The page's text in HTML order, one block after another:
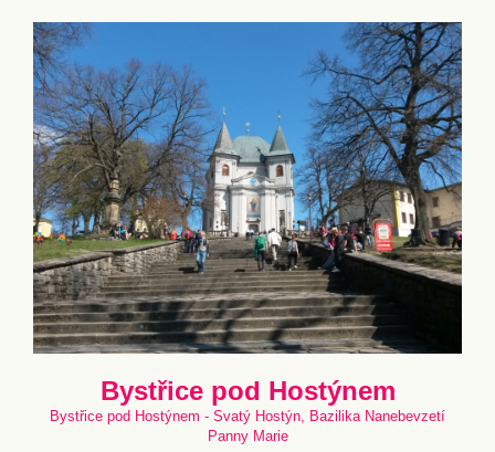
Bystřice pod Hostýnem
Bystřice pod Hostýnem - Svatý Hostýn, Bazilika Nanebevzetí
Panny Marie